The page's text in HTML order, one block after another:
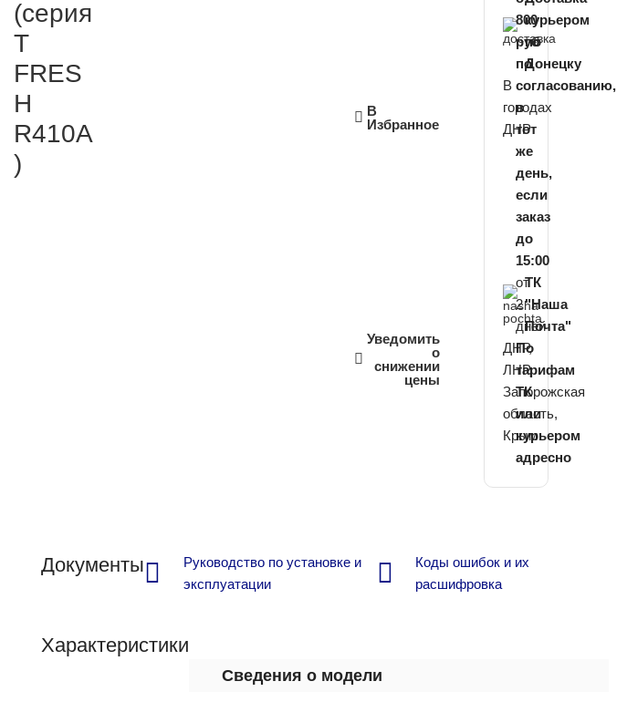
(серия
T
FRES
H
R410A
)
В
Избранное
Уведомить
о
снижении
цены
курьером
по
Донецку
В
городах
ДНР
800
руб
по
согласованию,
в
тот
же
день,
если
заказ
до
15:00
ТК
"Наша
Почта"
ДНР,
ЛНР,
Запорожская
область,
Крым
от
2
дней
По
тарифам
ТК
или
курьером
адресно
Документы
Руководство по установке и
эксплуатации
Коды ошибок и их
расшифровка
Характеристики
Сведения о модели